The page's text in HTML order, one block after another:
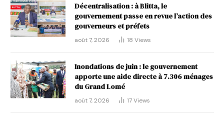
Décentralisation : à Blitta, le
gouvernement passe en revue l’action des
gouverneurs et préfets
août 7, 2026 18 Views
Inondations de juin : le gouvernement
apporte une aide directe à 7.306 ménages
du Grand Lomé
août 7, 2026 17Views